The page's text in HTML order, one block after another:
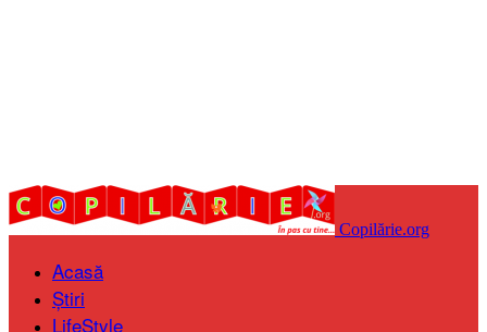
Copilărie.org
Acasă
Știri
LifeStyle